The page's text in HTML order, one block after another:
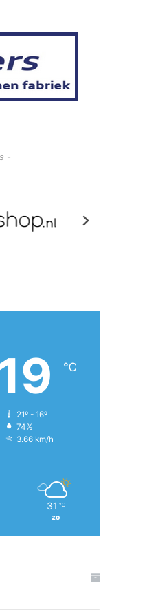
-
19 ℃
21º - 16º
74%
3.66 km/h
31 ℃
zo